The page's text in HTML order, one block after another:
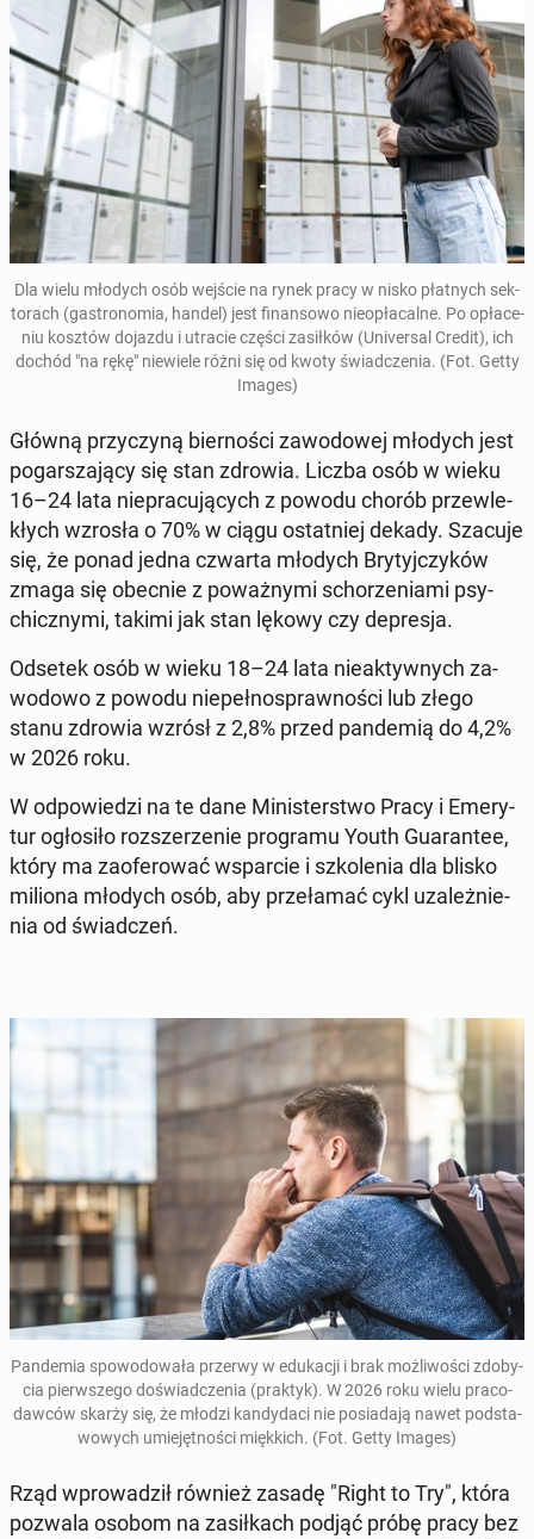
Dla wielu młodych osób wejście na rynek pracy w nisko płat­nych sek­
to­rach (ga­stro­no­mia, handel) jest fi­nan­so­wo nie­opła­cal­ne. Po opła­ce­
niu kosztów dojazdu i utracie części za­sił­ków (Uni­ver­sal Credit), ich
dochód "na rękę" nie­wie­le różni się od kwoty świad­cze­nia. (Fot. Getty
Images)
Główną przy­czy­ną bier­no­ści za­wo­do­wej młodych jest
po­gar­sza­ją­cy się stan zdrowia. Liczba osób w wieku
16–24 lata nie­pra­cu­ją­cych z powodu chorób prze­wle­
kłych wzrosła o 70% w ciągu ostat­niej dekady. Szacuje
się, że ponad jedna czwarta młodych Bry­tyj­czy­ków
zmaga się obecnie z po­waż­ny­mi scho­rze­nia­mi psy­
chicz­ny­mi, takimi jak stan lękowy czy de­pre­sja.
Odsetek osób w wieku 18–24 lata nie­ak­tyw­nych za­
wo­do­wo z powodu nie­peł­no­spraw­no­ści lub złego
stanu zdrowia wzrósł z 2,8% przed pan­de­mią do 4,2%
w 2026 roku.
W od­po­wie­dzi na te dane Mi­ni­ster­stwo Pracy i Eme­ry­
tur ogło­si­ło roz­sze­rze­nie pro­gra­mu Youth Gu­aran­tee,
który ma za­ofe­ro­wać wspar­cie i szko­le­nia dla blisko
miliona młodych osób, aby prze­ła­mać cykl uza­leż­nie­
nia od świad­czeń.
Pan­de­mia spo­wo­do­wa­ła przerwy w edu­ka­cji i brak moż­li­wo­ści zdo­by­
cia pierw­sze­go do­świad­cze­nia (praktyk). W 2026 roku wielu pra­co­
daw­ców skarży się, że młodzi kan­dy­da­ci nie po­sia­da­ją nawet pod­sta­
wo­wych umie­jęt­no­ści mięk­kich. (Fot. Getty Images)
Rząd wpro­wa­dził również zasadę "Right to Try", która
pozwala osobom na za­sił­kach podjąć próbę pracy bez